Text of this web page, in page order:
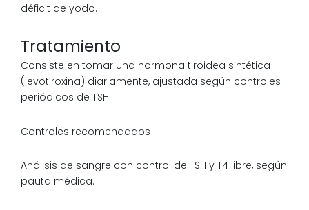
déficit de yodo.
Tratamiento
Consiste en tomar una hormona tiroidea sintética
(levotiroxina) diariamente, ajustada según controles
periódicos de TSH.
Controles recomendados
Análisis de sangre con control de TSH y T4 libre, según
pauta médica.